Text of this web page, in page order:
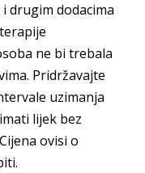
drugim dodacima
ne bi trebala
Pridržavajte
uzimanja
lijek bez
ovisi o